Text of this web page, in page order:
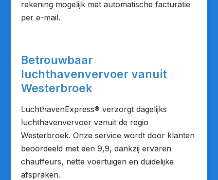
rekening mogelijk met automatische facturatie
per e-mail.
Betrouwbaar
luchthavenvervoer vanuit
Westerbroek
LuchthavenExpress® verzorgt dagelijks
luchthavenvervoer vanuit de regio
Westerbroek. Onze service wordt door klanten
beoordeeld met een 9,9, dankzij ervaren
chauffeurs, nette voertuigen en duidelijke
afspraken.